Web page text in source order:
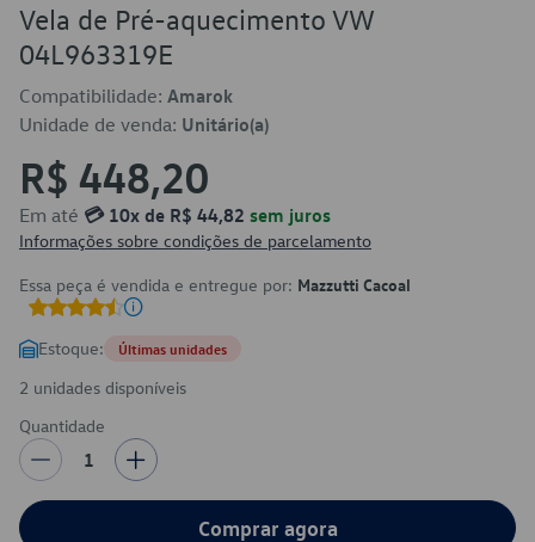
Vela de Pré-aquecimento VW
04L963319E
Compatibilidade: Amarok
Unidade de venda: Unitário(a)
R$ 448,20
Em até 💳 10x de R$ 44,82 sem juros
Informações sobre condições de parcelamento
Essa peça é vendida e entregue por: Mazzutti Cacoal
Estoque: Últimas unidades
2 unidades disponíveis
Quantidade
1
Comprar agora